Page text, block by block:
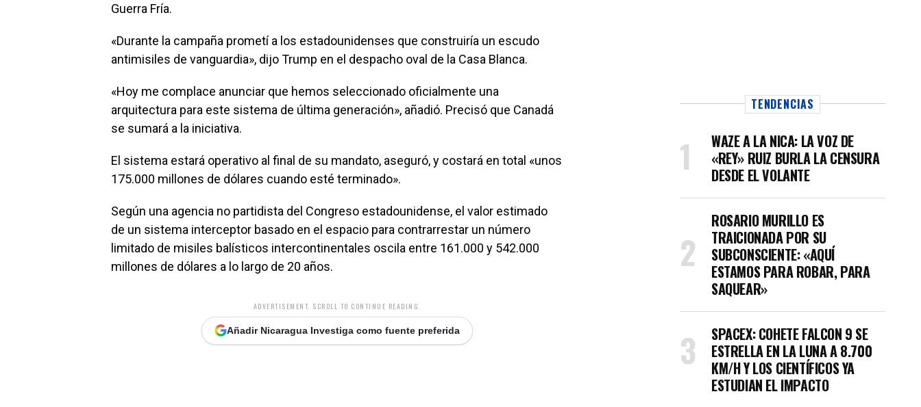
Guerra Fría.
«Durante la campaña prometí a los estadounidenses que construiría un escudo
antimisiles de vanguardia», dijo Trump en el despacho oval de la Casa Blanca.
«Hoy me complace anunciar que hemos seleccionado oficialmente una
arquitectura para este sistema de última generación», añadió. Precisó que Canadá
se sumará a la iniciativa.
El sistema estará operativo al final de su mandato, aseguró, y costará en total «unos
175.000 millones de dólares cuando esté terminado».
Según una agencia no partidista del Congreso estadounidense, el valor estimado
de un sistema interceptor basado en el espacio para contrarrestar un número
limitado de misiles balísticos intercontinentales oscila entre 161.000 y 542.000
millones de dólares a lo largo de 20 años.
ADVERTISEMENT. SCROLL TO CONTINUE READING.
Añadir Nicaragua Investiga como fuente preferida
TENDENCIAS
WAZE A LA NICA: LA VOZ DE
«REY» RUIZ BURLA LA CENSURA
DESDE EL VOLANTE
ROSARIO MURILLO ES
TRAICIONADA POR SU
SUBCONSCIENTE: «AQUÍ
ESTAMOS PARA ROBAR, PARA
SAQUEAR»
SPACEX: COHETE FALCON 9 SE
ESTRELLA EN LA LUNA A 8.700
KM/H Y LOS CIENTÍFICOS YA
ESTUDIAN EL IMPACTO